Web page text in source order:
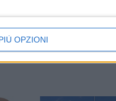
OPZIONI